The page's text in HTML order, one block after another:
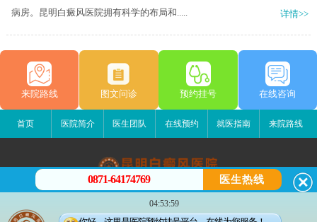
病房。昆明白癜风医院拥有科学的布局和.....
详情>>
来院路线 图文问诊 预约挂号 在线咨询
首页 医院简介 医生团队 在线预约 就医指南 来院路线
昆明白癜风医院
昆明市五华区护国路2号
0871-64174769 医生热线
04:53:59